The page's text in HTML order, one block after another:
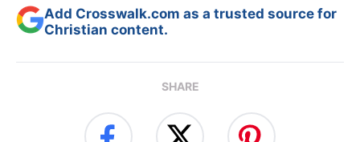
Add Crosswalk.com as a trusted source for
Christian content.
SHARE